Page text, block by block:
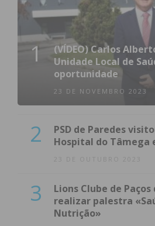
1
(VÍDEO) Carlos
Unidade Local de
oportunidade
23 DE NOVEMBRO 2023
2
PSD de Paredes
Hospital do Tâmega
23 DE OUTUBRO 2023
3
Lions Clube de
realizar palestra
Nutrição»